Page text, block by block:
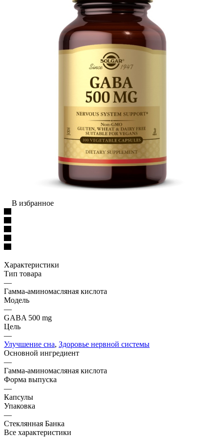
В избранное
Характеристики
Тип товара
—
Гамма-аминомасляная кислота
Модель
—
GABA 500 mg
Цель
—
Улучшение сна, Здоровье нервной системы
Основной ингредиент
—
Гамма-аминомасляная кислота
Форма выпуска
—
Капсулы
Упаковка
—
Стеклянная Банка
Все характеристики